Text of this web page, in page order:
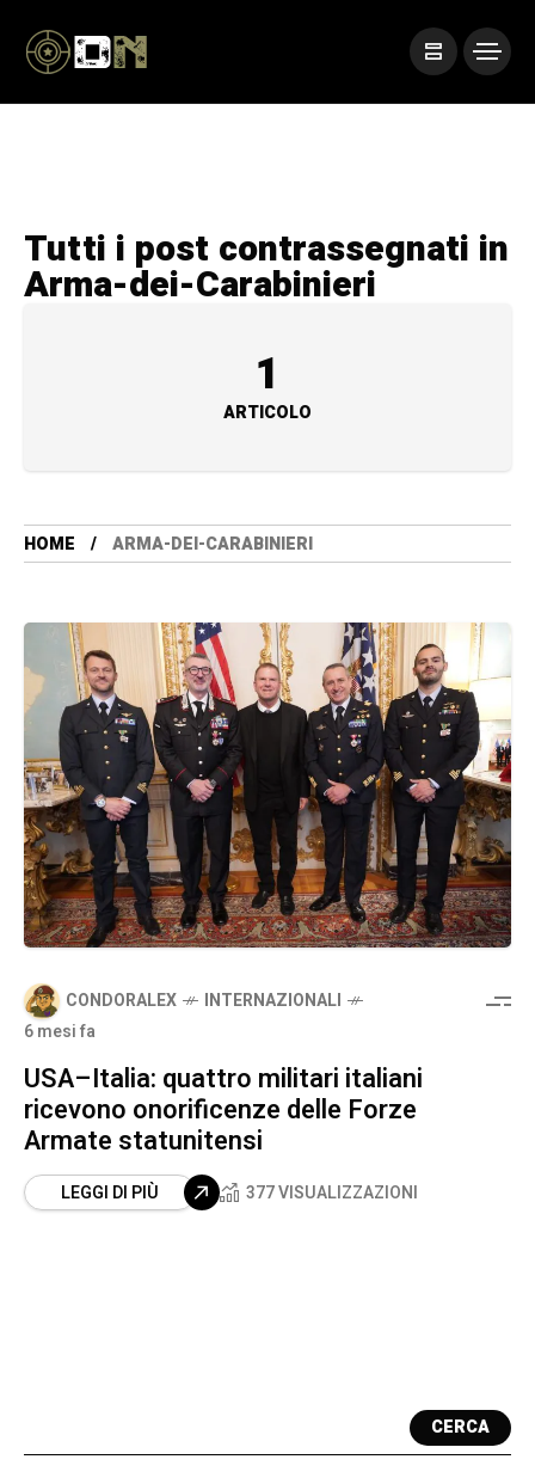
Tutti i post contrassegnati in
Arma-dei-Carabinieri
1
ARTICOLO
HOME ARMA-DEI-CARABINIERI
CONDORALEX
INTERNAZIONALI
6 mesi fa
USA–Italia: quattro militari italiani
ricevono onorificenze delle Forze
Armate statunitensi
LEGGI DI PIÙ 377 VISUALIZZAZIONI
CERCA